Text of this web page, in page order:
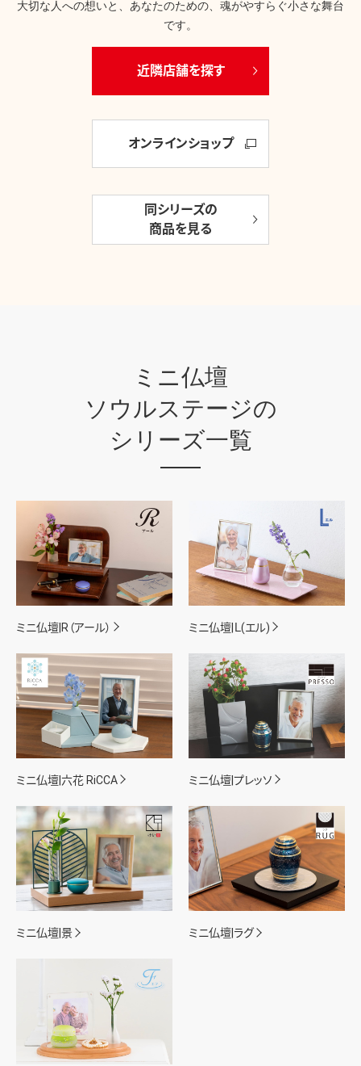
大切な人への想いと、あなたのための、魂がやすらぐ小さな舞台
です。
近隣店舗を探す
オンラインショップ
同シリーズの
商品を見る
ミニ仏壇
ソウルステージの
シリーズ一覧
ミニ仏壇|R（アール） ミニ仏壇|Ｌ(エル)
ミニ仏壇|六花 RiCCA ミニ仏壇|プレッソ
ミニ仏壇|景 ミニ仏壇|ラグ